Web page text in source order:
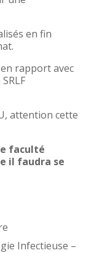
en fin
rapport avec
attention cette
faculté
il faudra se
Infectieuse –